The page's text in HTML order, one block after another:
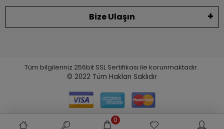
Bize Ulaşın
Tüm bilgileriniz 256bit SSL Sertifikası ile korunmaktadır.
© 2022 Tüm Hakları Saklıdır
0